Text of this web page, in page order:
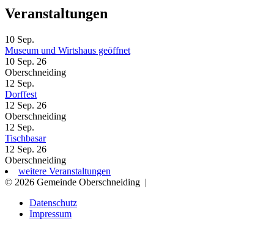
Veranstaltungen
10 Sep.
Museum und Wirtshaus geöffnet
10 Sep. 26
Oberschneiding
12 Sep.
Dorffest
12 Sep. 26
Oberschneiding
12 Sep.
Tischbasar
12 Sep. 26
Oberschneiding
weitere Veranstaltungen
© 2026 Gemeinde Oberschneiding |
Datenschutz
Impressum